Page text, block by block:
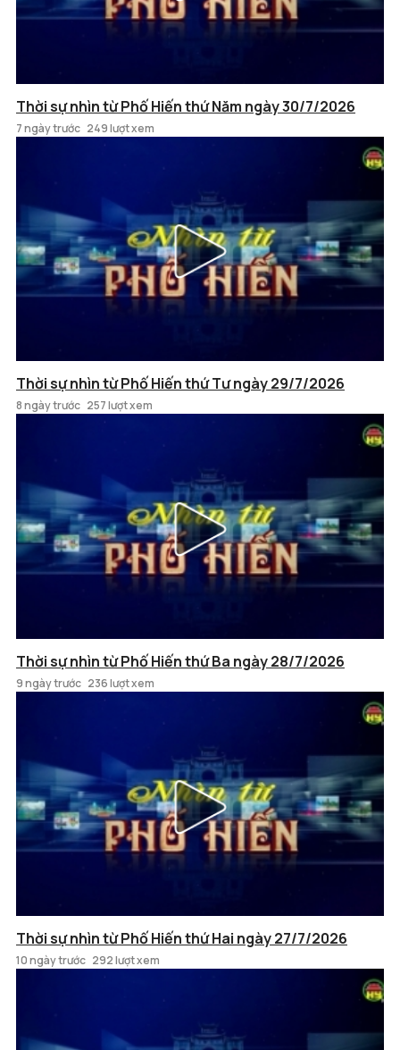
Thời sự nhìn từ Phố Hiến thứ Năm ngày 30/7/2026
7 ngày trước 249 lượt xem
Thời sự nhìn từ Phố Hiến thứ Tư ngày 29/7/2026
8 ngày trước 257 lượt xem
Thời sự nhìn từ Phố Hiến thứ Ba ngày 28/7/2026
9 ngày trước 236 lượt xem
Thời sự nhìn từ Phố Hiến thứ Hai ngày 27/7/2026
10 ngày trước 292 lượt xem